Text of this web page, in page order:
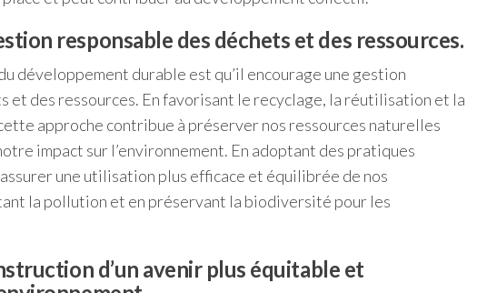
responsable des déchets et des ressources.
du développement durable est qu’il encourage une gestion
et des ressources. En favorisant le recyclage, la réutilisation et la
approche contribue à préserver nos ressources naturelles
impact sur l’environnement. En adoptant des pratiques
une utilisation plus efficace et équilibrée de nos
la pollution et en préservant la biodiversité pour les
d’un avenir plus équitable et